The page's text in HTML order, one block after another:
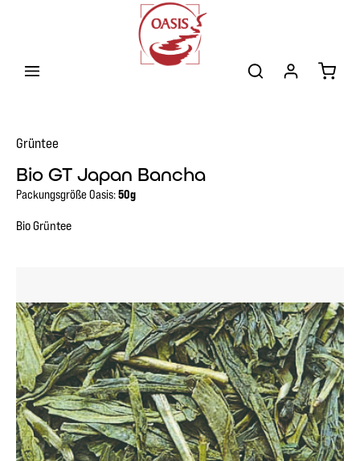
Grüntee
Bio GT Japan Bancha
Packungsgröße Oasis:50g
Bio Grüntee